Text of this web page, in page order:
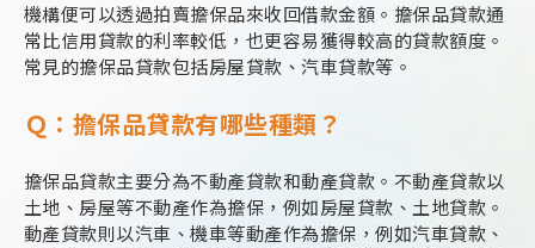
機構便可以透過拍賣擔保品來收回借款金額。擔保品貸款通
常比信用貸款的利率較低，也更容易獲得較高的貸款額度。
常見的擔保品貸款包括房屋貸款、汽車貸款等。
Ｑ：擔保品貸款有哪些種類？
擔保品貸款主要分為不動產貸款和動產貸款。不動產貸款以
土地、房屋等不動產作為擔保，例如房屋貸款、土地貸款。
動產貸款則以汽車、機車等動產作為擔保，例如汽車貸款、